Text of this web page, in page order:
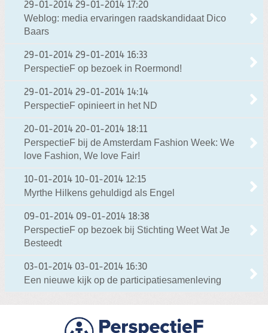
29-01-2014 29-01-2014 17:20
Weblog: media ervaringen raadskandidaat Dico
Baars
29-01-2014 29-01-2014 16:33
PerspectieF op bezoek in Roermond!
29-01-2014 29-01-2014 14:14
PerspectieF opinieert in het ND
20-01-2014 20-01-2014 18:11
PerspectieF bij de Amsterdam Fashion Week: We
love Fashion, We love Fair!
10-01-2014 10-01-2014 12:15
Myrthe Hilkens gehuldigd als Engel
09-01-2014 09-01-2014 18:38
PerspectieF op bezoek bij Stichting Weet Wat Je
Besteedt
03-01-2014 03-01-2014 16:30
Een nieuwe kijk op de participatiesamenleving